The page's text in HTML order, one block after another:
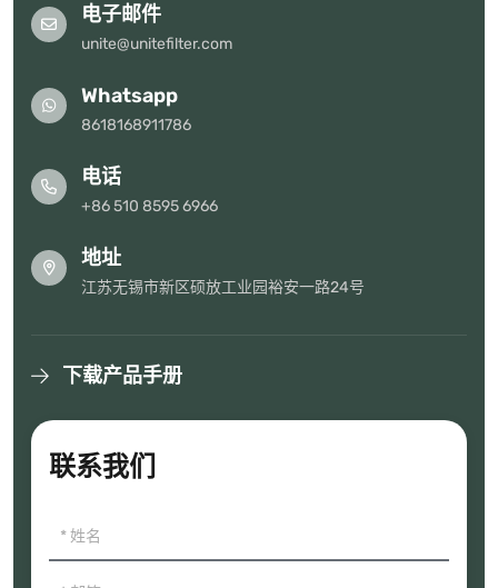
电子邮件
unite@unitefilter.com
Whatsapp
8618168911786
电话
+86 510 8595 6966
地址
江苏无锡市新区硕放工业园裕安一路24号
下载产品手册
联系我们